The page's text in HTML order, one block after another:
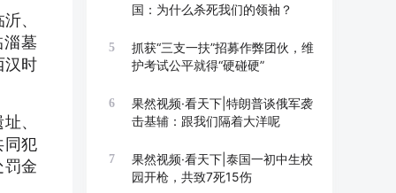
、
墓
汉时
、
同犯
罚金
国：为什么杀死我们的领袖？
5
抓获“三支一扶”招募作弊团伙，维
护考试公平就得“硬碰硬”
6
果然视频·看天下|特朗普谈俄军袭
击基辅：跟我们隔着大洋呢
7
果然视频·看天下|泰国一初中生校
园开枪，共致7死15伤